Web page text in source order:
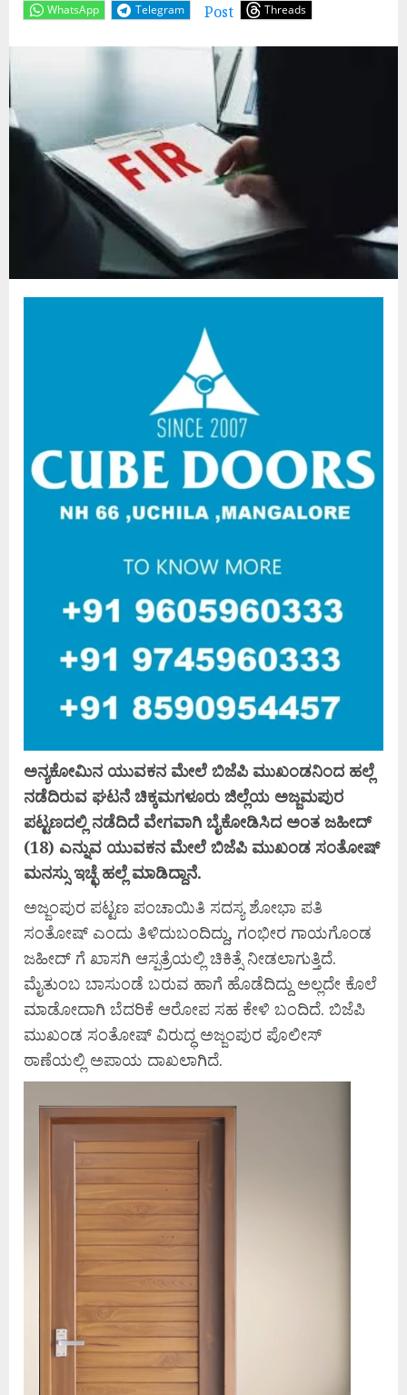
WhatsApp Telegram Post Threads
ಅನ್ಯಕೋಮಿನ ಯುವಕನ ಮೇಲೆ ಬಿಜೆಪಿ ಮುಖಂಡನಿಂದ ಹಲ್ಲೆ
ನಡೆದಿರುವ ಘಟನೆ ಚಿಕ್ಕಮಗಳೂರು ಜಿಲ್ಲೆಯ ಅಜ್ಜಮಪುರ
ಪಟ್ಟಣದಲ್ಲಿ ನಡೆದಿದೆ ವೇಗವಾಗಿ ಬೈಕೋಡಿಸಿದ ಅಂತ ಜಹೀದ್
(18) ಎನ್ನುವ ಯುವಕನ ಮೇಲೆ ಬಿಜೆಪಿ ಮುಖಂಡ ಸಂತೋಷ್
ಮನಸ್ಸು ಇಚ್ಛೆ ಹಲ್ಲೆ ಮಾಡಿದ್ದಾನೆ.
ಅಜ್ಜಂಪುರ ಪಟ್ಟಣ ಪಂಚಾಯಿತಿ ಸದಸ್ಯ ಶೋಭಾ ಪತಿ
ಸಂತೋಷ್ ಎಂದು ತಿಳಿದುಬಂದಿದ್ದು, ಗಂಭೀರ ಗಾಯಗೊಂಡ
ಜಹೀದ್ ಗೆ ಖಾಸಗಿ ಆಸ್ಪತ್ರೆಯಲ್ಲಿ ಚಿಕಿತ್ಸೆ ನೀಡಲಾಗುತ್ತಿದೆ.
ಮೈತುಂಬ ಬಾಸುಂಡೆ ಬರುವ ಹಾಗೆ ಹೊಡೆದಿದ್ದು ಅಲ್ಲದೇ ಕೊಲೆ
ಮಾಡೋದಾಗಿ ಬೆದರಿಕೆ ಆರೋಪ ಸಹ ಕೇಳಿ ಬಂದಿದೆ. ಬಿಜೆಪಿ
ಮುಖಂಡ ಸಂತೋಷ್ ವಿರುದ್ಧ ಅಜ್ಜಂಪುರ ಪೊಲೀಸ್
ಠಾಣೆಯಲ್ಲಿ ಅಪಾಯ ದಾಖಲಾಗಿದೆ.